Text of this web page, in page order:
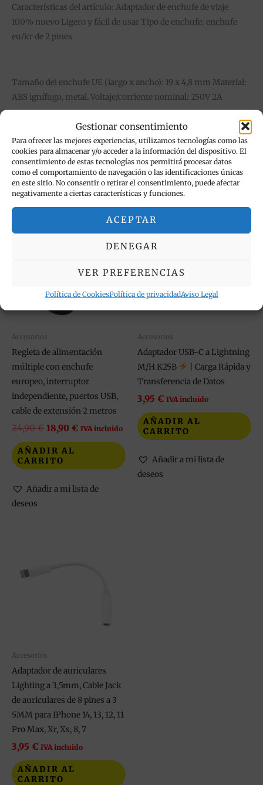
Gestionar consentimiento
Para ofrecer las mejores experiencias, utilizamos tecnologías como las
cookies para almacenar y/o acceder a la información del dispositivo. El
consentimiento de estas tecnologías nos permitirá procesar datos
como el comportamiento de navegación o las identificaciones únicas
en este sitio. No consentir o retirar el consentimiento, puede afectar
negativamente a ciertas características y funciones.
ACEPTAR
DENEGAR
VER PREFERENCIAS
Política de CookiesPolítica de privacidadAviso Legal
Características del artículo: Adaptador de enchufe de viaje
100% nuevo Ligero y fácil de usar Tipo de enchufe: enchufe
eu/kr de 2 pines
Tamaño del enchufe UE (largo x ancho): 19 x 4,8 mm Material:
ABS ignífugo, metal. Voltaje/corriente nominal: 250V 2A
Color blanco
Productos relacionados
¡Oferta!
Accesorios
Regleta de alimentación
múltiple con enchufe
europeo, interruptor
independiente, puertos USB,
cable de extensión 2 metros
24,90€ 18,90 € IVA incluido
AÑADIR AL
CARRITO
Añadir a mi lista de
deseos
Accesorios
Adaptador USB-C a Lightning
M/H K25B
| Carga Rápida y
Transferencia de Datos
3,95 € IVA incluido
AÑADIR AL
CARRITO
Añadir a mi lista de
deseos
Accesorios
Adaptador de auriculares
Lighting a 3,5mm, Cable Jack
de auriculares de 8 pines a 3
5MM para IPhone 14, 13, 12, 11
Pro Max, Xr, Xs, 8, 7
3,95 € IVA incluido
AÑADIR AL
CARRITO